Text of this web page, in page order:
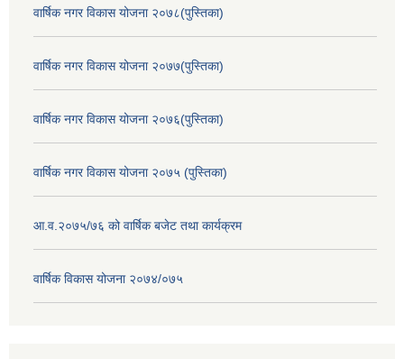
वार्षिक नगर विकास योजना २०७८(पुस्तिका)
वार्षिक नगर विकास योजना २०७७(पुस्तिका)
वार्षिक नगर विकास योजना २०७६(पुस्तिका)
वार्षिक नगर विकास योजना २०७५ (पुस्तिका)
आ.व.२०७५/७६ को वार्षिक बजेट तथा कार्यक्रम
वार्षिक विकास योजना २०७४/०७५